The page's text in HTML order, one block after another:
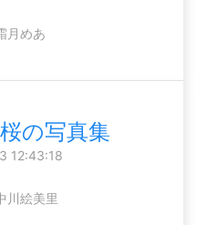
月めあ
の写真集
12:43:18
川絵美里